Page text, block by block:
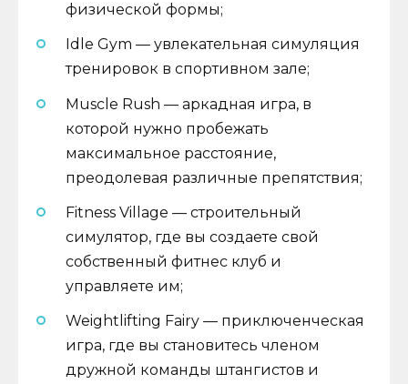
физической формы;
Idle Gym — увлекательная симуляция
тренировок в спортивном зале;
Muscle Rush — аркадная игра, в
которой нужно пробежать
максимальное расстояние,
преодолевая различные препятствия;
Fitness Village — строительный
симулятор, где вы создаете свой
собственный фитнес клуб и
управляете им;
Weightlifting Fairy — приключенческая
игра, где вы становитесь членом
дружной команды штангистов и